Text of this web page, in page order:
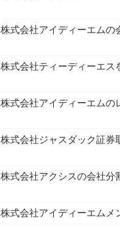
株式会社アイディーエムの
株式会社ティーディーエス
株式会社アイディーエムの
株式会社ジャスダック証券
株式会社アクシスの会社分
株式会社アイディーエムメ